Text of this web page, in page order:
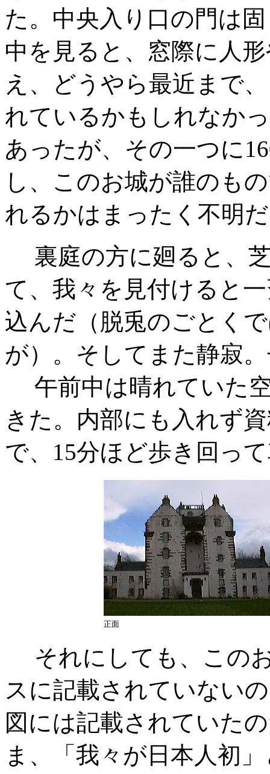
た。中央入り口の門は
中を見ると、窓際に人
え、どうやら最近まで
れているかもしれなか
あったが、その一つに
し、このお城が誰のも
れるかはまったく不明
裏庭の方に廻ると、
て、我々を見付けると
込んだ（脱兎のごとく
が）。そしてまた静寂
午前中は晴れていた
きた。内部にも入れず
で、15分ほど歩き回っ
正面
それにしても、この
スに記載されていない
図には記載されていた
ま、「我々が日本人初